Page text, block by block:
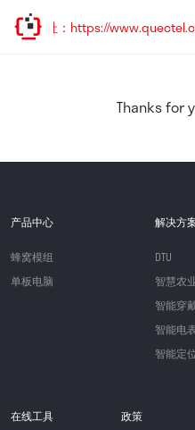
访问新址：https://
Thanks for
产品中心
蜂窝模组
单板电脑
解决方
DTU
智慧农
智能穿
智能电
智能定
在线工具 政策